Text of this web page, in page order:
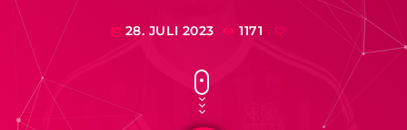
today 28. JULI 2023 1171